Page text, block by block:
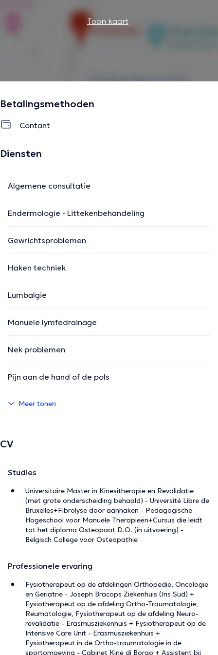
Toon kaart
Betalingsmethoden
Contant
Diensten
Algemene consultatie
Endermologie - Littekenbehandeling
Gewrichtsproblemen
Haken techniek
Lumbalgie
Manuele lymfedrainage
Nek problemen
Pijn aan de hand of de pols
Meer tonen
CV
Studies
Universitaire Master in Kinesitherapie en Revalidatie
(met grote onderscheiding behaald) - Université Libre de
Bruxelles+Fibrolyse door aanhaken - Pedagogische
Hogeschool voor Manuele Therapieën+Cursus die leidt
tot het diploma Osteopaat D.O. (in uitvoering) -
Belgisch College voor Osteopathie
Professionele ervaring
Fysiotherapeut op de afdelingen Orthopedie, Oncologie
en Geriatrie - Joseph Bracops Ziekenhuis (Iris Sud) +
Fysiotherapeut op de afdeling Ortho-Traumatologie,
Reumatologie, Fysiotherapeut op de afdeling Neuro-
revalidatie - Erasmusziekenhuis + Fysiotherapeut op de
Intensive Care Unit - Erasmusziekenhuis +
Fysiotherapeut in de Ortho-traumatologie in de
sportomgeving - Cabinet Kine di Borgo + Assistent bij